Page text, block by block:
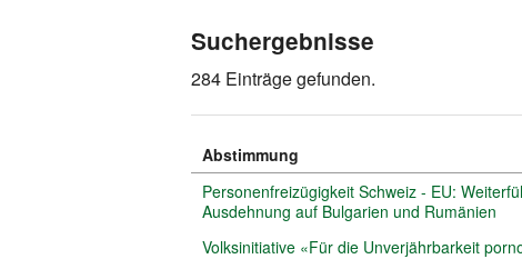
Suchergebnisse
284 Einträge gefunden.
Abstimmung
Personenfreizügigkeit Schweiz - EU:
Ausdehnung auf Bulgarien und Rumänien
Volksinitiative «Für die Unverjährbarkeit